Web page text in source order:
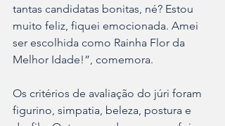
tantas candidatas bonitas, né? Estou
muito feliz, fiquei emocionada. Amei
ser escolhida como Rainha Flor da
Melhor Idade!”, comemora.
Os critérios de avaliação do júri foram
figurino, simpatia, beleza, postura e